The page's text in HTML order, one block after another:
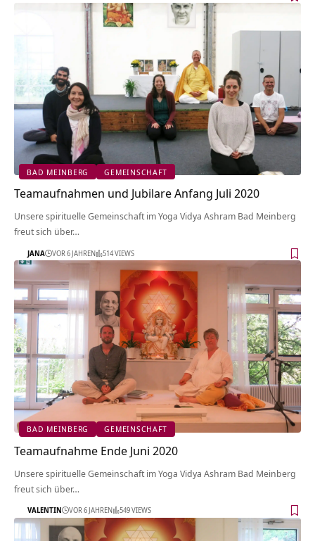
BAD MEINBERG GEMEINSCHAFT
Teamaufnahmen und Jubilare Anfang Juli 2020
Unsere spirituelle Gemeinschaft im Yoga Vidya Ashram Bad Meinberg
freut sich über…
JANA VOR 6 JAHREN 514 VIEWS
BAD MEINBERG GEMEINSCHAFT
Teamaufnahme Ende Juni 2020
Unsere spirituelle Gemeinschaft im Yoga Vidya Ashram Bad Meinberg
freut sich über…
VALENTIN VOR 6 JAHREN 549 VIEWS